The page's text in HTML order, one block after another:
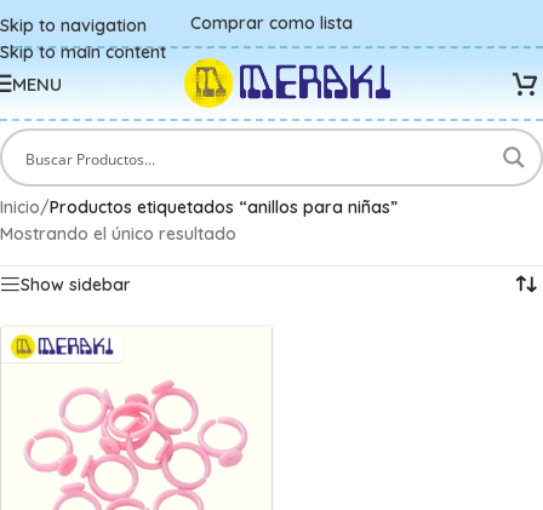
Skip to navigation
Skip to main content
Comprar como lista
MENU
Inicio/Productos etiquetados “anillos para niñas”
Mostrando el único resultado
Show sidebar